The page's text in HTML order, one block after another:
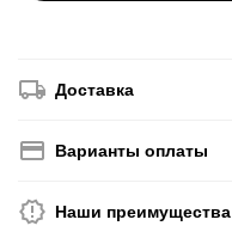
Доставка
Варианты оплаты
Наши преимущества